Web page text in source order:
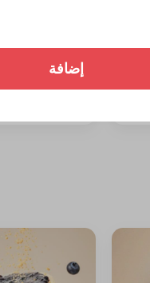
جلي
تشيز كيك
المكونات: طبقة
مع سبونج
إضافة